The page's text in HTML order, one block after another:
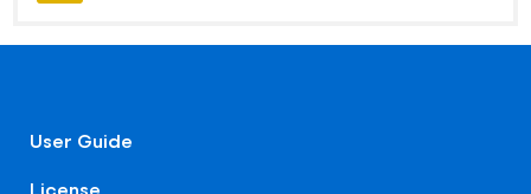
User Guide
License